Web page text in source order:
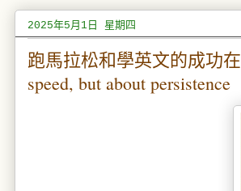
2025年5月1日 星期四
跑馬拉松和學英文的成功在
speed, but about persistence